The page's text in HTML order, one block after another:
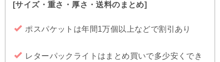
[サイズ・重さ・厚さ・送料のまとめ]
ポスパケットは年間1万個以上などで割引あり
レターパックライトはまとめ買いで多少安くでき